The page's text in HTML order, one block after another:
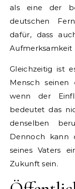
als eine der
deutschen
dafür, dass
Aufmerksamkeit
Gleichzeitig ist
Mensch seinen
wenn der
bedeutet das
denselben
Dennoch kann
seines Vaters
Zukunft sein.